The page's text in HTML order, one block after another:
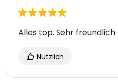
Alles top. Sehr freundlich
Nützlich